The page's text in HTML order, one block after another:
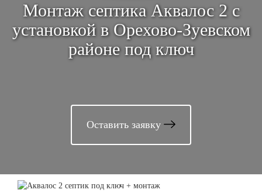
Монтаж септика Аквалос 2 с
установкой в Орехово-Зуевском
районе под ключ
Оставить заявку